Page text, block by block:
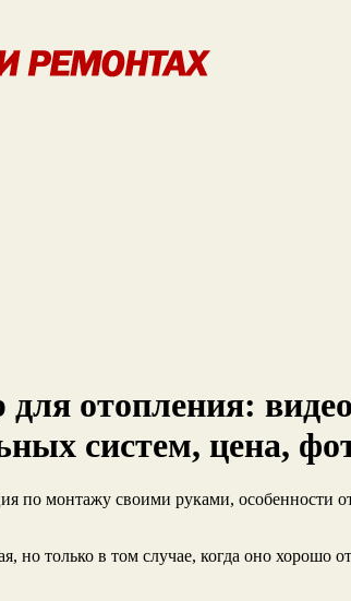
отопления:
систем, цена,
только в том случае, когда оно хорошо